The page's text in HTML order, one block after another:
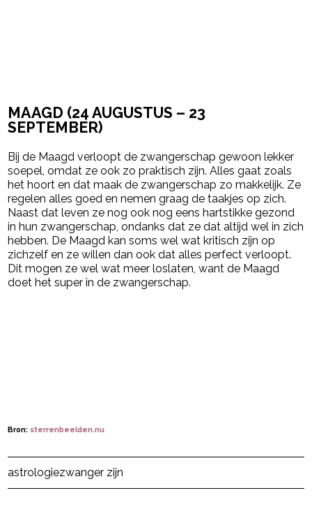
MAAGD (24 AUGUSTUS – 23
SEPTEMBER)
Bij de Maagd verloopt de zwangerschap gewoon lekker
soepel, omdat ze ook zo praktisch zijn. Alles gaat zoals
het hoort en dat maak de zwangerschap zo makkelijk. Ze
regelen alles goed en nemen graag de taakjes op zich.
Naast dat leven ze nog ook nog eens hartstikke gezond
in hun zwangerschap, ondanks dat ze dat altijd wel in zich
hebben. De Maagd kan soms wel wat kritisch zijn op
zichzelf en ze willen dan ook dat alles perfect verloopt.
Dit mogen ze wel wat meer loslaten, want de Maagd
doet het super in de zwangerschap.
Bron: sterrenbeelden.nu
Post Views: 7.297
astrologiezwanger zijn